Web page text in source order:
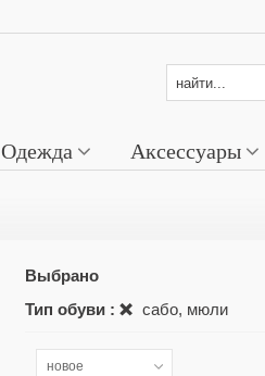
Одежда Аксессуары
Выбрано
Тип обуви :
сабо, мюли
новое